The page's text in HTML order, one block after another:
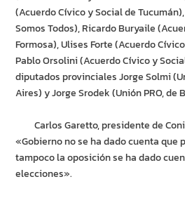
(Acuerdo Cívico y Social de
Somos Todos), Ricardo Buryaile
Formosa), Ulises Forte (Acuerdo
Pablo Orsolini (Acuerdo Cívico y
diputados provinciales Jorge Solmi
Aires) y Jorge Srodek (Unión PRO, de
Carlos Garetto, presidente de
«Gobierno no se ha dado cuenta que
tampoco la oposición se ha dado
elecciones».